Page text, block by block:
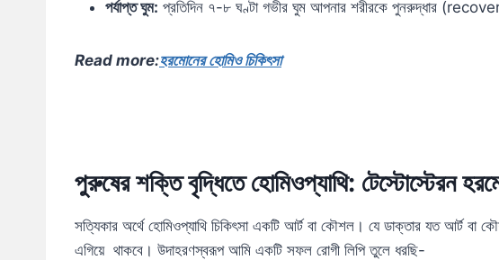
পর্যাপ্ত ঘুম: প্রতিদিন ৭-৮ ঘণ্টা গভীর ঘুম আপনার শরীরকে পুনরুদ্ধার
Read more:হরমোনের হোমিও চিকিৎসা
পুরুষের শক্তি বৃদ্ধিতে হোমিওপ্যাথি: টেস্টোস্টেরন
সত্যিকার অর্থে হোমিওপ্যাথি চিকিৎসা একটি আর্ট বা কৌশল। যে ডাক্তার যত আর্ট বা
এগিয়ে থাকবে। উদাহরণস্বরূপ আমি একটি সফল রোগী লিপি তুলে ধরছি-